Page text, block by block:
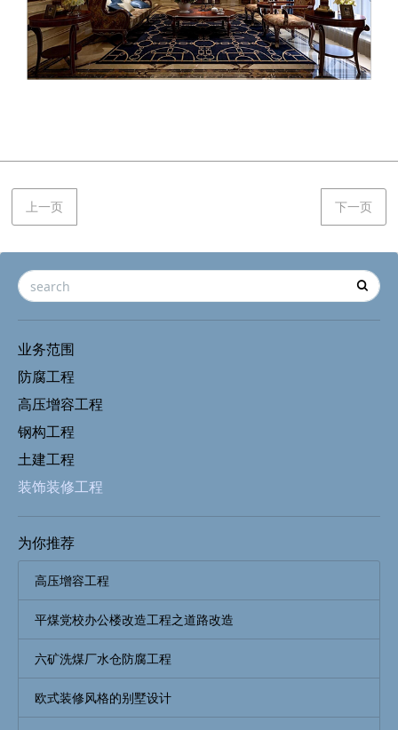
上一页 下一页
业务范围
防腐工程
高压增容工程
钢构工程
土建工程
装饰装修工程
为你推荐
高压增容工程
平煤党校办公楼改造工程之道路改造
六矿洗煤厂水仓防腐工程
欧式装修风格的别墅设计